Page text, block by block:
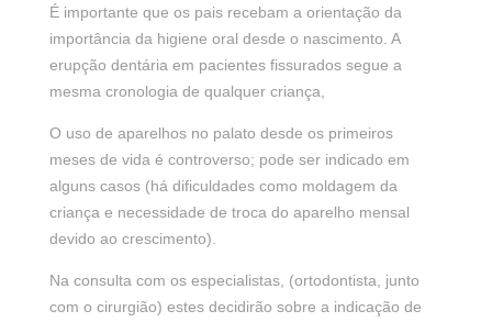
É importante que os pais recebam a orientação da
importância da higiene oral desde o nascimento. A
erupção dentária em pacientes fissurados segue a
mesma cronologia de qualquer criança,
O uso de aparelhos no palato desde os primeiros
meses de vida é controverso; pode ser indicado em
alguns casos (há dificuldades como moldagem da
criança e necessidade de troca do aparelho mensal
devido ao crescimento).
Na consulta com os especialistas, (ortodontista, junto
com o cirurgião) estes decidirão sobre a indicação de